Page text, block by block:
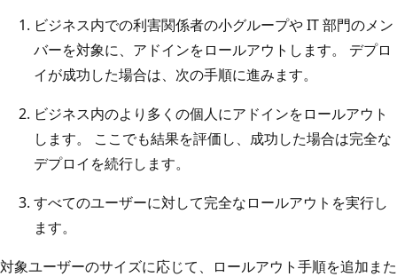
ビジネス内での利害関係者の小グループや IT 部門のメン
バーを対象に、アドインをロールアウトします。 デプロ
イが成功した場合は、次の手順に進みます。
ビジネス内のより多くの個人にアドインをロールアウト
します。 ここでも結果を評価し、成功した場合は完全な
デプロイを続行します。
すべてのユーザーに対して完全なロールアウトを実行し
ます。
対象ユーザーのサイズに応じて、ロールアウト手順を追加また